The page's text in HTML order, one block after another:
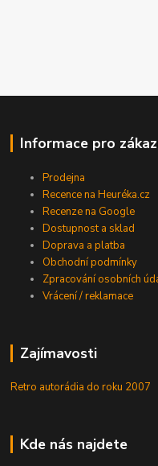
Informace pro
Prodejna
Recence na Heuréka.cz
Recenze na Google
Dostupnost a sklad
Doprava a platba
Obchodní podmínky
Zpracování osobních
Vrácení / reklamace
Zajímavosti
Retro autorádia do roku 2007
Kde nás najdete